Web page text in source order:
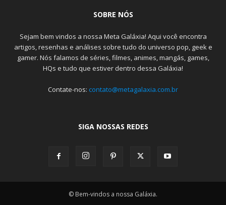
SOBRE NÓS
Sejam bem vindos a nossa Meta Galáxia! Aqui você encontra
artigos, resenhas e análises sobre tudo do universo pop, geek e
gamer. Nós falamos de séries, filmes, animes, mangás, games,
HQs e tudo que estiver dentro dessa Galáxia!
Contate-nos: contato@metagalaxia.com.br
SIGA NOSSAS REDES
© Bem-vindos a nossa Galáxia.